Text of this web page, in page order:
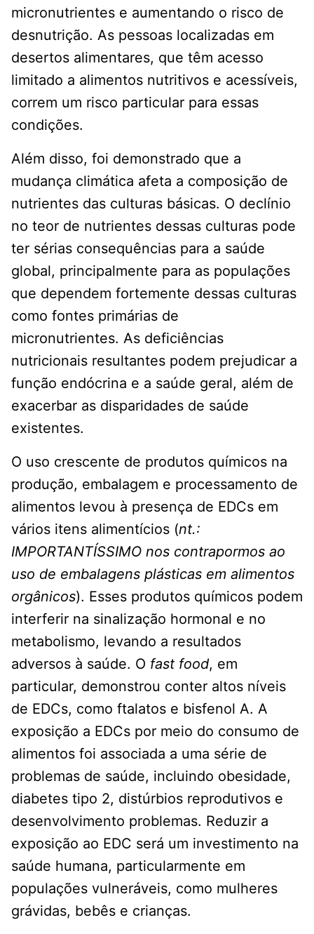
micronutrientes e aumentando o risco de
desnutrição. As pessoas localizadas em
desertos alimentares, que têm acesso
limitado a alimentos nutritivos e acessíveis,
correm um risco particular para essas
condições.
Além disso, foi demonstrado que a
mudança climática afeta a composição de
nutrientes das culturas básicas. O declínio
no teor de nutrientes dessas culturas pode
ter sérias consequências para a saúde
global, principalmente para as populações
que dependem fortemente dessas culturas
como fontes primárias de
micronutrientes. As deficiências
nutricionais resultantes podem prejudicar a
função endócrina e a saúde geral, além de
exacerbar as disparidades de saúde
existentes.
O uso crescente de produtos químicos na
produção, embalagem e processamento de
alimentos levou à presença de EDCs em
vários itens alimentícios (nt.:
IMPORTANTÍSSIMO nos contrapormos ao
uso de embalagens plásticas em alimentos
orgânicos). Esses produtos químicos podem
interferir na sinalização hormonal e no
metabolismo, levando a resultados
adversos à saúde. O fast food, em
particular, demonstrou conter altos níveis
de EDCs, como ftalatos e bisfenol A. A
exposição a EDCs por meio do consumo de
alimentos foi associada a uma série de
problemas de saúde, incluindo obesidade,
diabetes tipo 2, distúrbios reprodutivos e
desenvolvimento problemas. Reduzir a
exposição ao EDC será um investimento na
saúde humana, particularmente em
populações vulneráveis, como mulheres
grávidas, bebês e crianças.